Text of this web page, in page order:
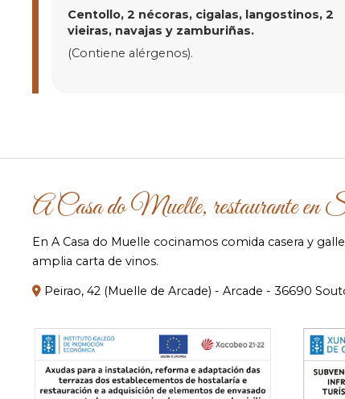
Centollo, 2 nécoras, cigalas, langostinos, 2
vieiras, navajas y zamburiñas.
(Contiene alérgenos).
A Casa do Muelle, restaurante en
En A Casa do Muelle cocinamos comida casera y
amplia carta de vinos.
Peirao, 42 (Muelle de Arcade) - Arcade - 36690